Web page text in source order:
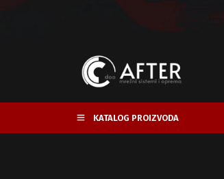
KATALOG PROIZVODA